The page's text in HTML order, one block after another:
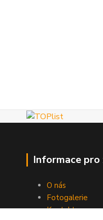
Informace pro
O nás
Fotogalerie
Kontakty